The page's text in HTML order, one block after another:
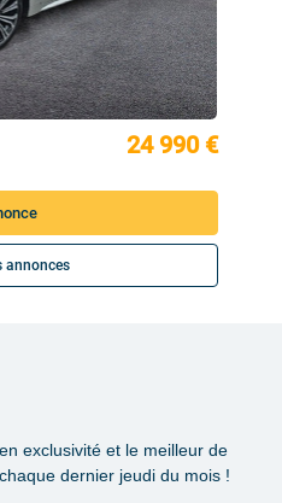
24 990 €
annonces
exclusivité et le meilleur de
dernier jeudi du mois !